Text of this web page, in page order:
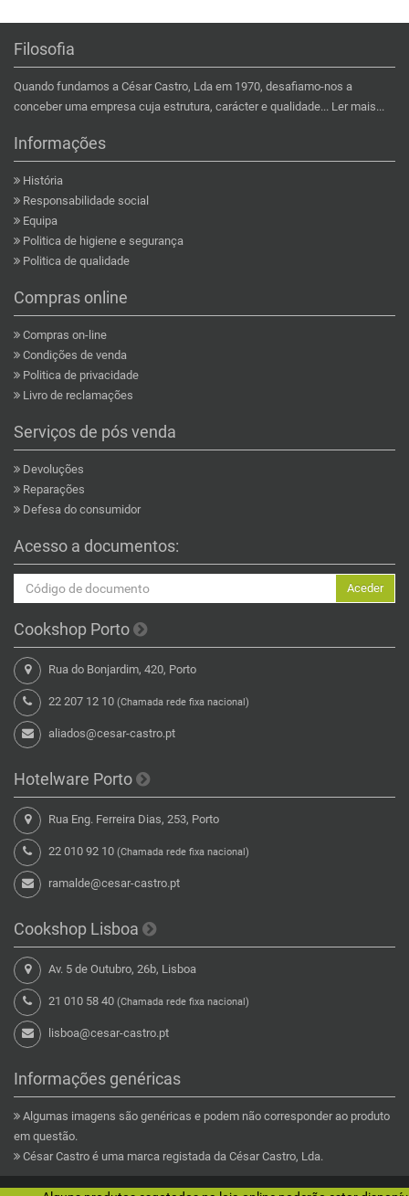
Filosofia
Quando fundamos a César Castro, Lda em 1970, desafiamo-nos a
conceber uma empresa cuja estrutura, carácter e qualidade... Ler mais...
Informações
História
Responsabilidade social
Equipa
Politica de higiene e segurança
Politica de qualidade
Compras online
Compras on-line
Condições de venda
Politica de privacidade
Livro de reclamações
Serviços de pós venda
Devoluções
Reparações
Defesa do consumidor
Acesso a documentos:
Aceder
Cookshop Porto
Rua do Bonjardim, 420, Porto
22 207 12 10 (Chamada rede fixa nacional)
aliados@cesar-castro.pt
Hotelware Porto
Rua Eng. Ferreira Dias, 253, Porto
22 010 92 10 (Chamada rede fixa nacional)
ramalde@cesar-castro.pt
Cookshop Lisboa
Av. 5 de Outubro, 26b, Lisboa
21 010 58 40 (Chamada rede fixa nacional)
lisboa@cesar-castro.pt
Informações genéricas
Algumas imagens são genéricas e podem não corresponder ao produto
em questão.
César Castro é uma marca registada da César Castro, Lda.
Copyright © 2026 César Castro Lda